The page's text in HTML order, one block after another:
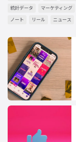
統計データ
マーケティング
ノート
リール ニュース